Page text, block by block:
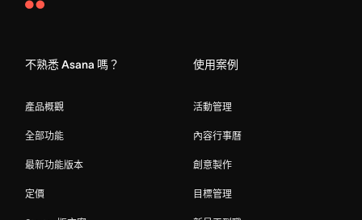
Asana
不熟悉 Asana 嗎？
產品概觀
全部功能
最新功能版本
定價
使用案例
活動管理
內容行事曆
創意製作
目標管理